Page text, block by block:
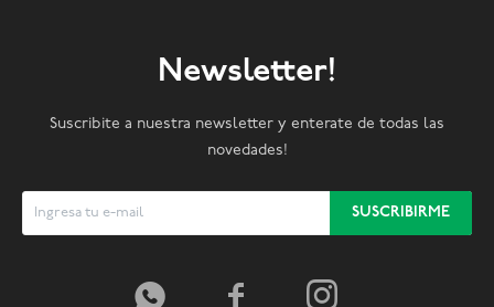
Newsletter!
Suscribite a nuestra newsletter y enterate de todas las
novedades!
SUSCRIBIRME
  